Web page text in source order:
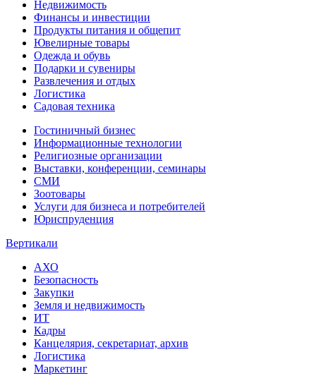
Недвижимость
Финансы и инвестиции
Продукты питания и общепит
Ювелирные товары
Одежда и обувь
Подарки и сувениры
Развлечения и отдых
Логистика
Садовая техника
Гостиничный бизнес
Информационные технологии
Религиозные организации
Выставки, конференции, семинары
СМИ
Зоотовары
Услуги для бизнеса и потребителей
Юриспруденция
Вертикали
АХО
Безопасность
Закупки
Земля и недвижимость
ИТ
Кадры
Канцелярия, секретариат, архив
Логистика
Маркетинг